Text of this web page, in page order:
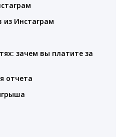
из Инстаграм
зачем вы платите за
отчета